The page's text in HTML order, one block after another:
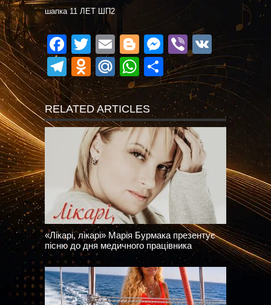
шапка 11 ЛЕТ ШП2
Facebook
Twitter
EmailBlogger
Messenger
Viber
VK
Telegram
Odnoklassniki
Mail.Ru
WhatsApp
Поділитися
RELATED ARTICLES
«Лікарі, лікарі» Марія Бурмака презентує
пісню до дня медичного працівника